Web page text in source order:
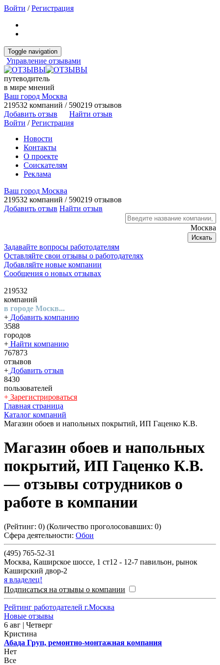
Войти /Регистрация
Toggle navigation
Управление отзывами
путеводитель
в мире мнений
Ваш город Москва
219532 компаний / 590219 отзывов
Добавить отзыв
Найти отзыв
Войти /Регистрация
Новости
Контакты
О проекте
Соискателям
Реклама
Ваш город Москва
219532 компаний / 590219 отзывов
Добавить отзыв Найти отзыв
Москва
Искать
Задавайте вопросы работодателям
Оставляйте свои отзывы о работодателях
Добавляйте новые компании
Сообщения о новых отзывах
219532
компаний
в городе Москв...
+ Добавить компанию
3588
городов
+ Найти компанию
767873
отзывов
+ Добавить отзыв
8430
пользователей
+ Зарегистрироваться
Главная страница
Каталог компаний
Магазин обоев и напольных покрытий, ИП Гаценко К.В.
Магазин обоев и напольных
покрытий, ИП Гаценко К.В.
— отзывы сотрудников о
работе в компании
(Рейтинг: 0) (Количество проголосовавших: 0)
Сфера деятельности: Обои
(495) 765-52-31
Москва, Каширское шоссе, 1 ст12 - 12-7 павильон, рынок
Каширский двор-2
я владелец!
Подписаться на отзывы о компании
Рейтинг работодателей г.Москва
Новые отзывы
6 авг | Четверг
Кристина
Абада Груп, ремонтно-монтажная компания
Нет
Все